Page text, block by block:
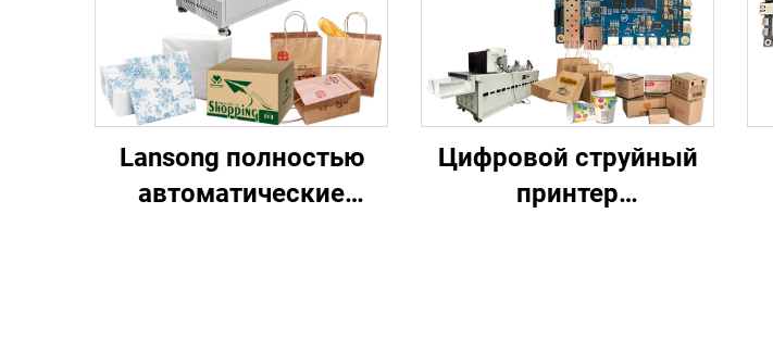
Lansong полностью
автоматические
Цифровой струйный
принтер